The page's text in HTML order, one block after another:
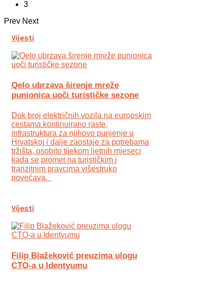
3
Prev Next
Vijesti
Qelo ubrzava širenje mreže
punionica uoči turističke sezone
Dok broj električnih vozila na europskim
cestama kontinuirano raste,
infrastruktura za njihovo punjenje u
Hrvatskoj i dalje zaostaje za potrebama
tržišta, osobito tijekom ljetnih mjeseci
kada se promet na turističkim i
tranzitnim pravcima višestruko
povećava.
Vijesti
Filip Blažeković preuzima ulogu
CTO-a u Identyumu